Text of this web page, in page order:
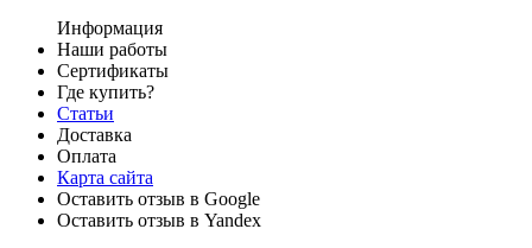
Информация
Наши работы
Сертификаты
Где купить?
Статьи
Доставка
Оплата
Карта сайта
Оставить отзыв в Google
Оставить отзыв в Yandex